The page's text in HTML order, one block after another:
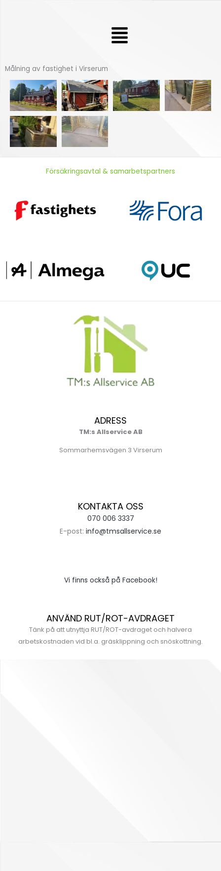
Meny
Målning av fastighet i Virserum
Försäkringsavtal & samarbetspartners
ADRESS
TM:s Allservice AB
Sommarhemsvägen 3 Virserum
KONTAKTA OSS
070 006 3337
E-post: info@tmsallservice.se
Vi finns också på Facebook!
ANVÄND RUT/ROT-AVDRAGET
Tänk på att utnyttja RUT/ROT-avdraget och halvera
arbetskostnaden vid bl.a. gräsklippning och snöskottning.